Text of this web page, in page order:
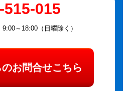
515-015
～18:00（日曜除く）
お問合せこちら